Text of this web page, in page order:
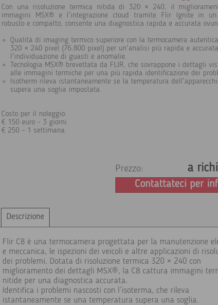
Con una risoluzione termica nitida di 320 × 240, il
immagini MSX® e l'integrazione cloud tramite Flir Ignite in un
robusto e compatto, consente una diagnostica rapida e accurata
Qualità di imaging termico superiore con la termocamera
320 × 240 pixel (76.800 pixel) per un'analisi più rapida e
l'individuazione di guasti e anomalie.
Tecnologia MSX® brevettata da FLIR, che sovrappone i dettagli
alle immagini termiche per una più rapida identificazione dei
Isotherm rileva istantaneamente se la temperatura
supera una soglia impostata.
Costo per il noleggio:
€ 150 euro - 3 giorni
€ 250 - 1 settimana.
Prezzo: a
Contattateci per
Descrizione
Flir C8 è una termocamera progettata per la manutenzione
e meccanica, le ispezioni dei veicoli e altre applicazioni di
dei problemi. Dotata di risoluzione termica 320 × 240 con
miglioramento dei dettagli MSX®, la C8 cattura immagini
nitide per una diagnostica accurata.
Identifica i problemi nascosti con l’isoterma, che rileva
istantaneamente se una temperatura supera una soglia.